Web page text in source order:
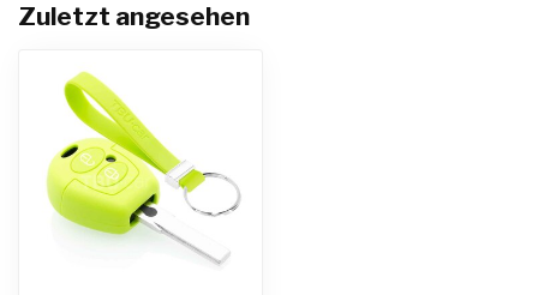
Zuletzt angesehen